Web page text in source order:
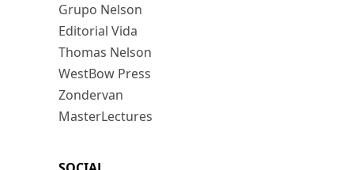
Grupo Nelson
Editorial Vida
Thomas Nelson
WestBow Press
Zondervan
MasterLectures